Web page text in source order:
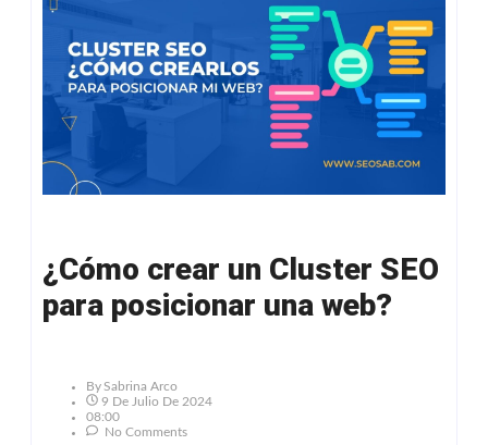
¿Cómo crear un Cluster SEO
para posicionar una web?
By Sabrina Arco
9 De Julio De 2024
08:00
No Comments